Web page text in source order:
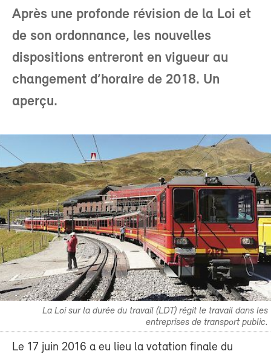
Après une profonde révision de la Loi et
de son ordonnance, les nouvelles
dispositions entreront en vigueur au
changement d’horaire de 2018. Un
aperçu.
La Loi sur la durée du travail (LDT) régit le travail dans les
entreprises de transport public.
Le 17 juin 2016 a eu lieu la votation finale du